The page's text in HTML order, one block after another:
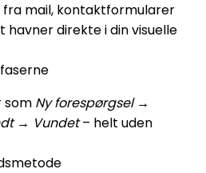
fra mail, kontaktformularer
direkte i din visuelle
som Ny forespørgsel →
→ Vundet– helt uden